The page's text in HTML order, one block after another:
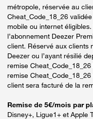
métropole, réservée au
Cheat_Code_18_26
mobile ou internet
l’abonnement Deezer
client. Réservé aux clients
Deezer ou l’ayant résilié
remise
remise
client sera facturé de la
Remise de 5€/mois par
Disney+, Ligue1+ et Apple